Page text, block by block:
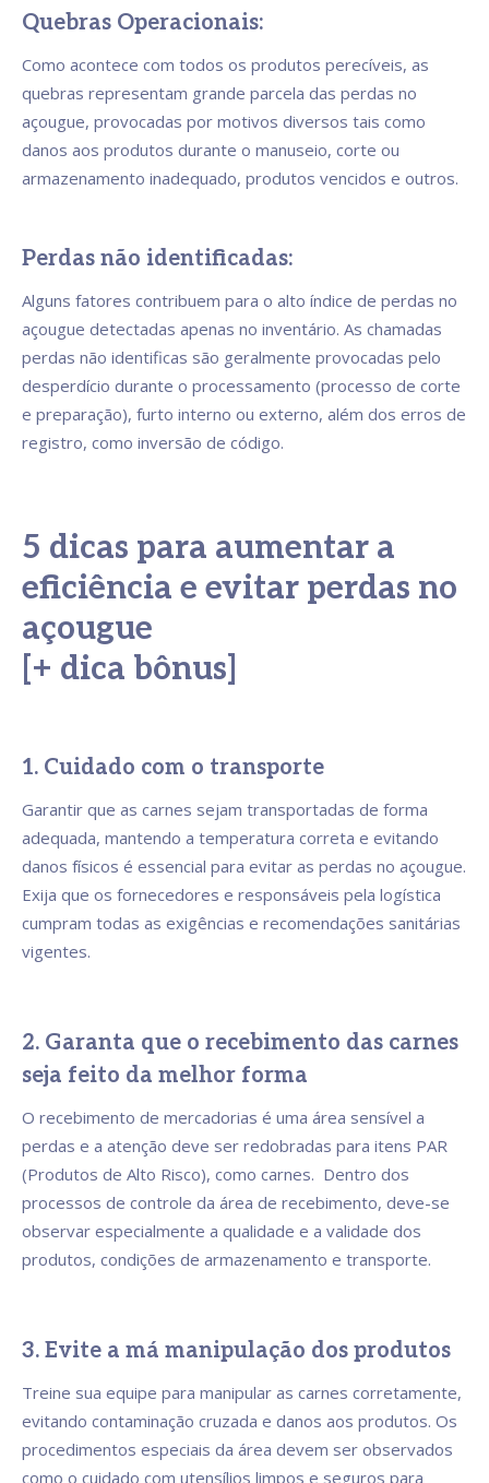
Quebras Operacionais:
Como acontece com todos os produtos perecíveis, as
quebras representam grande parcela das perdas no
açougue, provocadas por motivos diversos tais como
danos aos produtos durante o manuseio, corte ou
armazenamento inadequado, produtos vencidos e outros.
Perdas não identificadas:
Alguns fatores contribuem para o alto índice de perdas no
açougue detectadas apenas no inventário. As chamadas
perdas não identificas são geralmente provocadas pelo
desperdício durante o processamento (processo de corte
e preparação), furto interno ou externo, além dos erros de
registro, como inversão de código.
5 dicas para aumentar a
eficiência e evitar perdas no
açougue
[+ dica bônus]
1. Cuidado com o transporte
Garantir que as carnes sejam transportadas de forma
adequada, mantendo a temperatura correta e evitando
danos físicos é essencial para evitar as perdas no açougue.
Exija que os fornecedores e responsáveis pela logística
cumpram todas as exigências e recomendações sanitárias
vigentes.
2. Garanta que o recebimento das carnes
seja feito da melhor forma
O recebimento de mercadorias é uma área sensível a
perdas e a atenção deve ser redobradas para itens PAR
(Produtos de Alto Risco), como carnes. Dentro dos
processos de controle da área de recebimento, deve-se
observar especialmente a qualidade e a validade dos
produtos, condições de armazenamento e transporte.
3. Evite a má manipulação dos produtos
Treine sua equipe para manipular as carnes corretamente,
evitando contaminação cruzada e danos aos produtos. Os
procedimentos especiais da área devem ser observados
como o cuidado com utensílios limpos e seguros para